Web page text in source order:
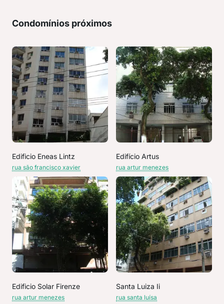
Condomínios próximos
Edificio Eneas Lintz
rua são francisco xavier
Edifício Artus
rua artur menezes
Edificio Solar Firenze
rua artur menezes
Santa Luiza Ii
rua santa luísa